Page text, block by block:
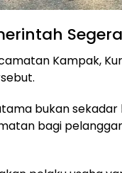
Kampak,
bukan
bagi